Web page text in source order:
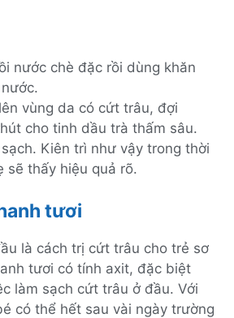
nước chè đặc rồi dùng khăn
vùng da có cứt trâu, đợi
cho tinh dầu trà thấm sâu.
Kiên trì như vậy trong thời
sẽ thấy hiệu quả rõ.
tươi
là cách trị cứt trâu cho trẻ sơ
tươi có tính axit, đặc biệt
làm sạch cứt trâu ở đầu. Với
có thể hết sau vài ngày trường